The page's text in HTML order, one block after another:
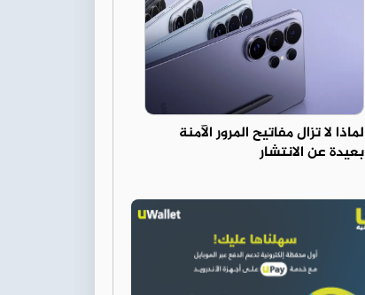
لماذا لا تزال مفاتيح المرور الآمنة
بعيدة عن الانتشار